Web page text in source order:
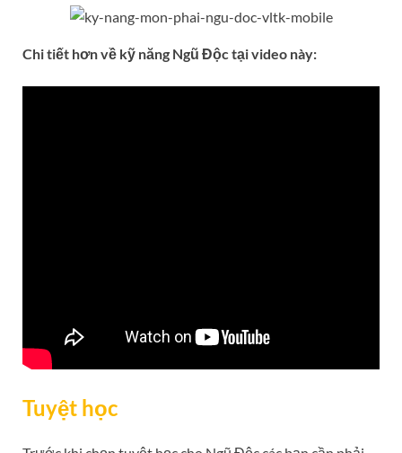
Chi tiết hơn về kỹ năng Ngũ Độc tại video này:
Tuyệt học